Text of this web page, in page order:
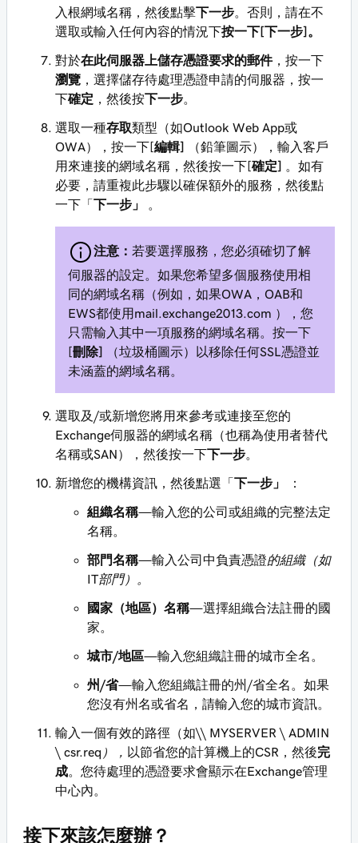
入根網域名稱，然後點擊下一步 。否則，請在不
選取或輸入任何內容的情況下按一下[下一步]。
對於在此伺服器上儲存憑證要求的郵件，按一下
瀏覽 ，選擇儲存待處理憑證申請的伺服器，按一
下確定 ，然後按下一步
選取一種存取類型（如Outlook Web App或
OWA），按一下[編輯]
（鉛筆圖示），輸入客戶
用來連接的網域名稱，然後按一下[確定]
。如有
必要，請重複此步驟以確保額外的服務，然後點
一下「 下一步」
注意： 若要選擇服務，您必須確切了解
伺服器的設定。如果您希望多個服務使用相
同的網域名稱（例如，如果OWA，OAB和
EWS都使用 mail.exchange2013.com ），您
只需輸入其中一項服務的網域名稱。按一下
[刪除]
（垃圾桶圖示）以移除任何SSL憑證並
未涵蓋的網域名稱。
選取及/或新增您將用來參考或連接至您的
Exchange伺服器的網域名稱（也稱為使用者替代
名稱或SAN），然後按一下下一步
新增您的機構資訊，然後點選「 下一步」 ：
組織名稱—輸入您的公司或組織的完整法定
名稱。
部門名稱—輸入公司中負責憑證的組織（如
IT部門）。
國家（地區）名稱—選擇組織合法註冊的國
家。
城市/地區—輸入您組織註冊的城市全名。
州/省—輸入您組織註冊的州/省全名。如果
您沒有州名或省名，請輸入您的城市資訊。
輸入一個有效的路徑（如\\ MYSERVER \ ADMIN
\ csr.req），
以節省您的計算機上的CSR，然後完
成 。您待處理的憑證要求會顯示在Exchange管理
中心內。
接下來該怎麼辦？